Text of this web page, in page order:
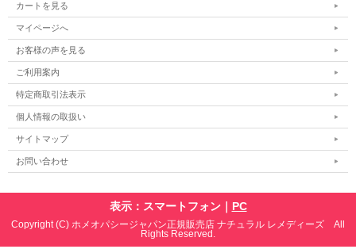
カートを見る
マイページへ
お客様の声を見る
ご利用案内
特定商取引法表示
個人情報の取扱い
サイトマップ
お問い合わせ
表示：スマートフォン｜ PC
Copyright (C) ホメオパシージャパン正規販売店 ナチュラル レメディーズ All
Rights Reserved.